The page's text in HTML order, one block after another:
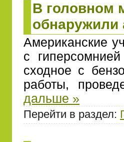
В головном
обнаружили
Американские
с
сходное с
работы,
дальше »
Перейти в раздел: